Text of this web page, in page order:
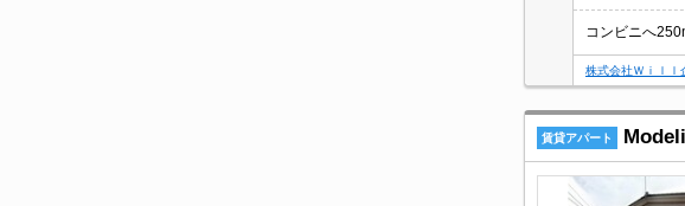
株式会社Ｗｉｌｌ
賃貸アパート